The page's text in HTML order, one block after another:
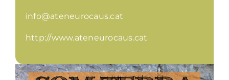
info@ateneurocaus.cat
http://www.ateneurocaus.cat